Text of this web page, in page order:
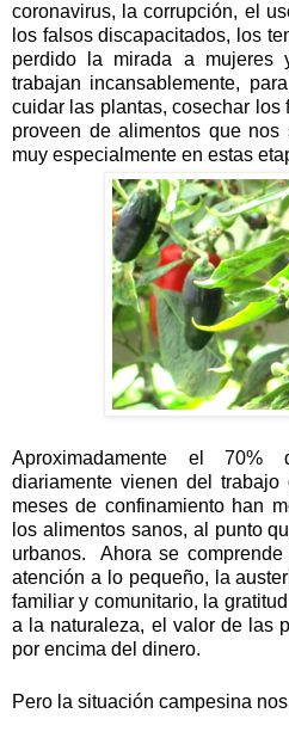
coronavirus, la corrupción, el
los falsos discapacitados, los
perdido la mirada a mujeres
trabajan incansablemente,
cuidar las plantas, cosechar los
proveen de alimentos que
muy especialmente en estas
Aproximadamente el
diariamente vienen del trabajo
meses de confinamiento han
los alimentos sanos, al punto
urbanos.
Ahora se
atención a lo pequeño, la
familiar y comunitario, la
a la naturaleza, el valor de las
por encima del dinero.
Pero la situación campesina